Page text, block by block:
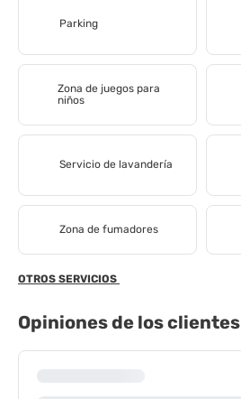
Parking
Zona de juegos para
niños
Servicio de lavandería
Zona de fumadores
OTROS SERVICIOS
Opiniones de los clientes